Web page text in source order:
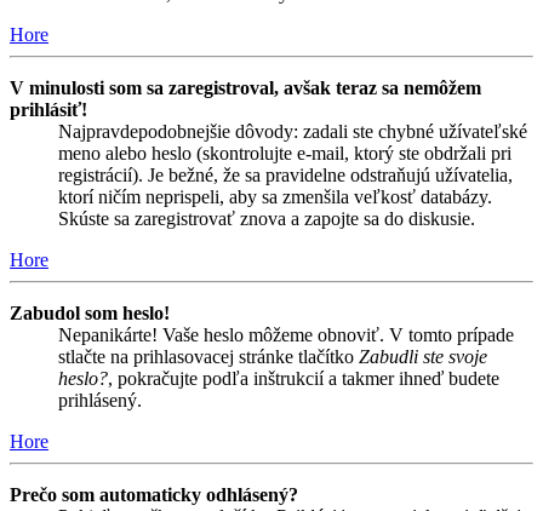
Hore
V minulosti som sa zaregistroval, avšak teraz sa nemôžem
prihlásiť!
Najpravdepodobnejšie dôvody: zadali ste chybné užívateľské
meno alebo heslo (skontrolujte e-mail, ktorý ste obdržali pri
registrácií). Je bežné, že sa pravidelne odstraňujú užívatelia,
ktorí ničím neprispeli, aby sa zmenšila veľkosť databázy.
Skúste sa zaregistrovať znova a zapojte sa do diskusie.
Hore
Zabudol som heslo!
Nepanikárte! Vaše heslo môžeme obnoviť. V tomto prípade
stlačte na prihlasovacej stránke tlačítko Zabudli ste svoje
heslo?, pokračujte podľa inštrukcií a takmer ihneď budete
prihlásený.
Hore
Prečo som automaticky odhlásený?